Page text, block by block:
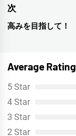
ナ
ビ
ー
ョ
ン
の
投
次
次
稿:
高みを目指して！
Average Rating
5 Star
4 Star
3 Star
2 Star